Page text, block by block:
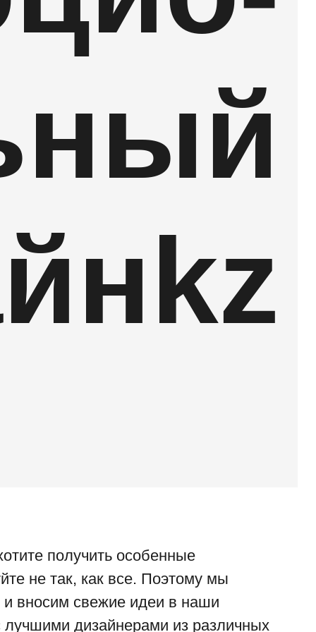
получить особенные
не так, как все. Поэтому мы
вносим свежие идеи в наши
лучшими дизайнерами из различных